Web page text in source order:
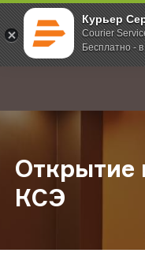
Курьер
Courier
Бесплатно -
; Главная О компании
Открытие
КСЭ